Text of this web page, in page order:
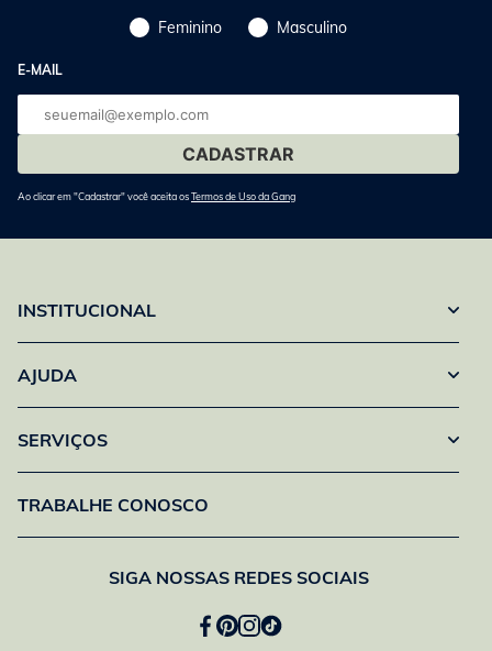
Feminino Masculino
E-MAIL
E-
mail
Ao clicar em "Cadastrar" você aceita osTermos de Uso da Gang
INSTITUCIONAL
AJUDA
SERVIÇOS
TRABALHE CONOSCO
SIGA NOSSAS REDES SOCIAIS